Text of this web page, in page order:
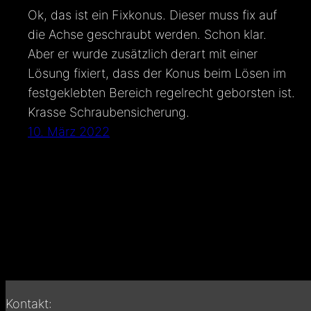
Ok, das ist ein Fixkonus. Dieser muss fix auf
die Achse geschraubt werden. Schon klar.
Aber er wurde zusätzlich derart mit einer
Lösung fixiert, dass der Konus beim Lösen im
festgeklebten Bereich regelrecht geborsten ist.
Krasse Schraubensicherung.
10. März 2022
Kontakt: